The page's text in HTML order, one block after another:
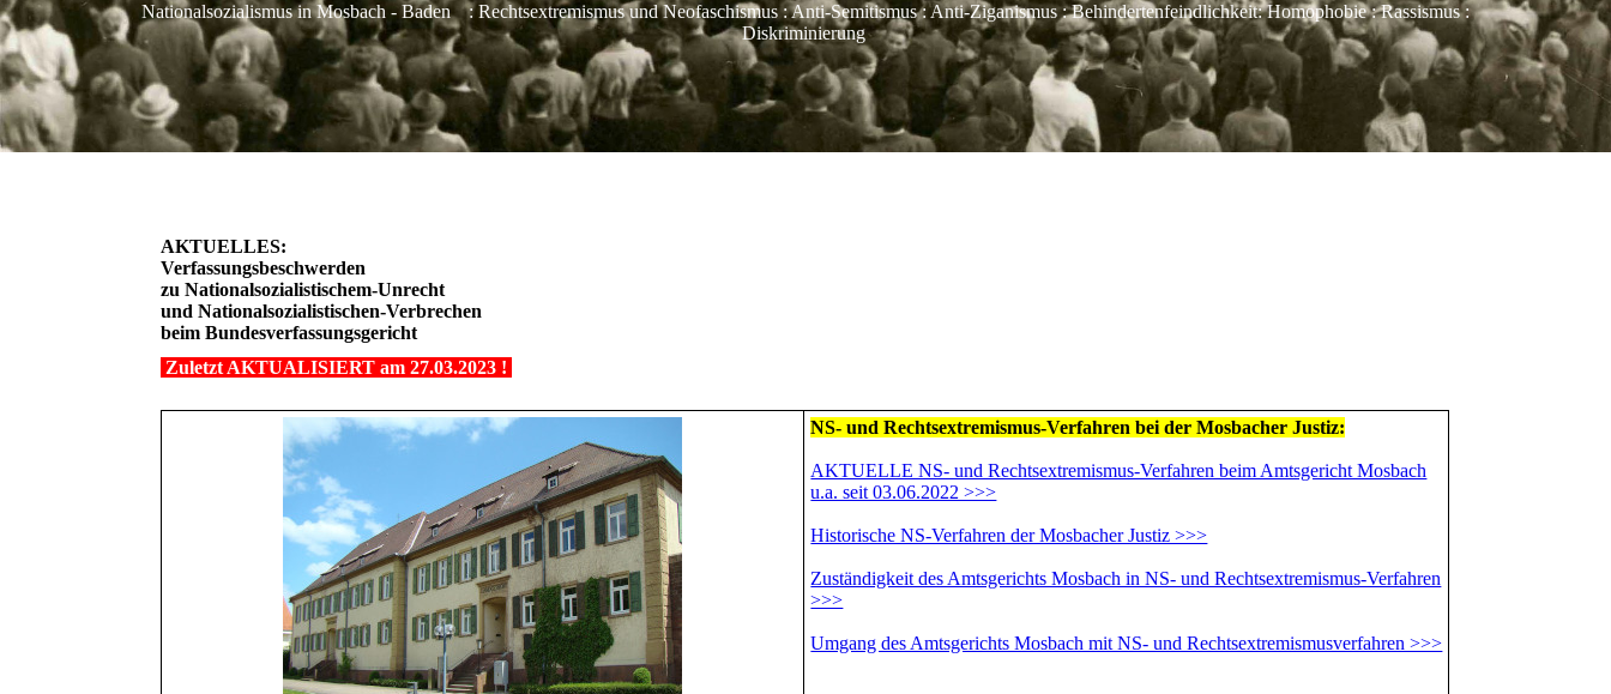
Nationalsozialismus in Mosbach - Baden
: Rechtsextremismus und Neofaschismus : Anti-Semitismus : Anti-Ziganismus : Behindertenfeindlichkeit: Homophobie : Rassismus :
Diskriminierung
AKTUELLES:
Verfassungsbeschwerden
zu Nationalsozialistischem-Unrecht
und Nationalsozialistischen-Verbrechen
beim Bundesverfassungsgericht
Zuletzt AKTUALISIERT am 27.03.2023 !
NS- und Rechtsextremismus-Verfahren bei der Mosbacher Justiz:
AKTUELLE NS- und Rechtsextremismus-Verfahren beim Amtsgericht Mosbach
u.a. seit 03.06.2022 >>>
Historische NS-Verfahren der Mosbacher Justiz >>>
Zuständigkeit des Amtsgerichts Mosbach in NS- und Rechtsextremismus-Verfahren
>>>
Umgang des Amtsgerichts Mosbach mit NS- und Rechtsextremismusverfahren >>>